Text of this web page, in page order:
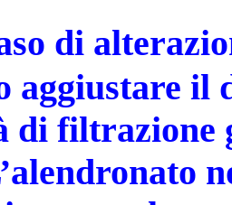
di
aggiustare il
di filtrazione